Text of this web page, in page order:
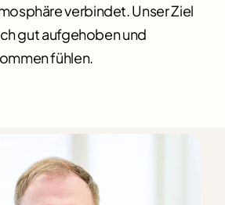
verbindet. Unser Ziel
gut aufgehoben und
fühlen.